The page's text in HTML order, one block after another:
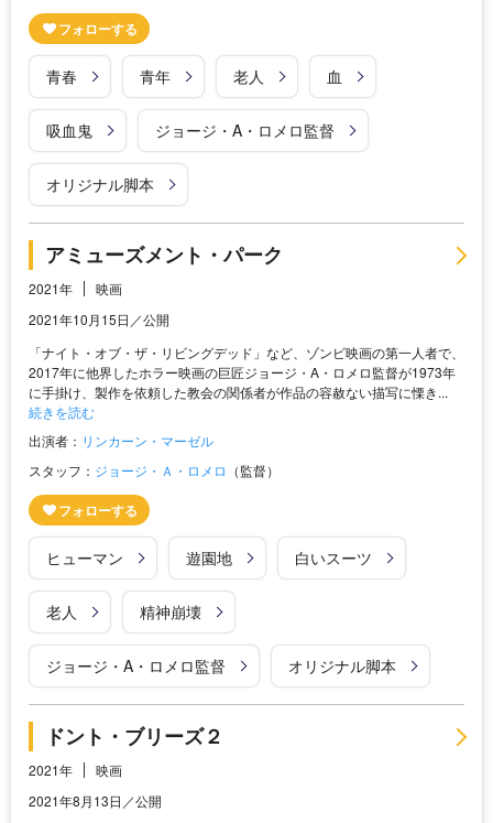
青春 青年 老人 血
吸血鬼 ジョージ・A・ロメロ監督
オリジナル脚本
アミューズメント・パーク
2021年
映画
2021年10月15日／公開
「ナイト・オブ・ザ・リビングデッド」など、ゾンビ映画の第一人者で、
2017年に他界したホラー映画の巨匠ジョージ・A・ロメロ監督が1973年
に手掛け、製作を依頼した教会の関係者が作品の容赦ない描写に慄き...
続きを読む
出演者： リンカーン・マーゼル
スタッフ： ジョージ・Ａ・ロメロ （監督）
ヒューマン 遊園地 白いスーツ
老人 精神崩壊
ジョージ・A・ロメロ監督 オリジナル脚本
ドント・ブリーズ２
2021年
映画
2021年8月13日／公開